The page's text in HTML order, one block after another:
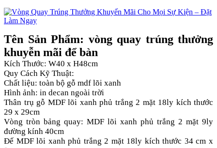
Tên Sản Phẩm: vòng quay trúng thưởng
khuyễn mãi để bàn
Kích Thước: W40 x H48cm
Quy Cách Kỹ Thuật:
Chất liệu: toàn bộ gỗ mdf lõi xanh
Hình ảnh: in decan ngoài trời
Thân trụ gỗ MDF lõi xanh phủ trắng 2 mặt 18ly kích thước
29 x 29cm
Vòng tròn bảng quay: MDF lõi xanh phủ trắng 2 mặt 9ly
đường kính 40cm
Đế MDF lõi xanh phủ trắng 2 mặt 18ly kích thước 34 cm x